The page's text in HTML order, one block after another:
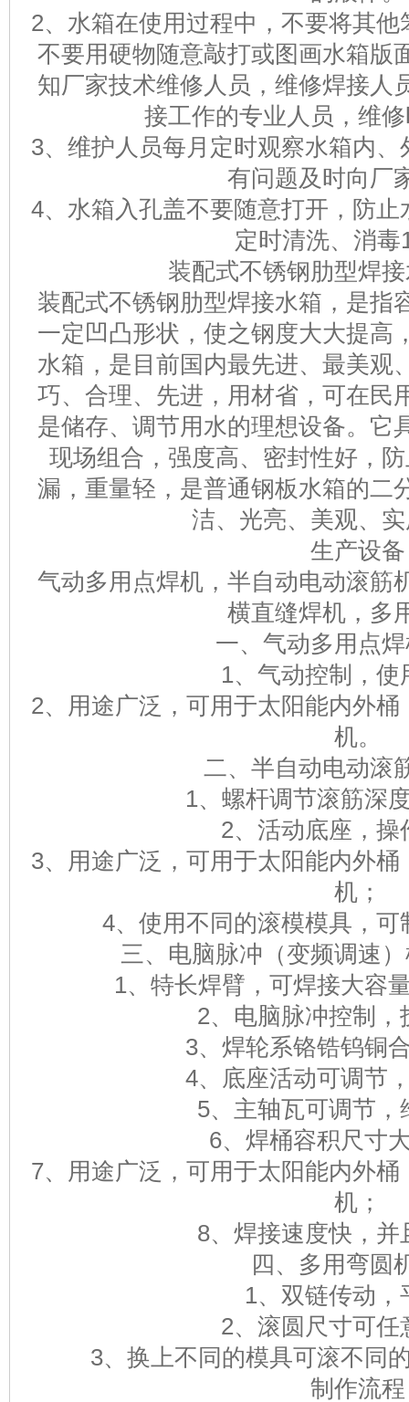
2、水箱在使用过程中，不要将其
不要用硬物随意敲打或图画水箱版
知厂家技术维修人员，维修焊接人
接工作的专业人员，维
3、维护人员每月定时观察水箱内
有问题及时向厂
4、水箱入孔盖不要随意打开，防
定时清洗、消毒
装配式不锈钢肋型焊
装配式不锈钢肋型焊接水箱，是指
一定凹凸形状，使之钢度大大提高
水箱，是目前国内最先进、最美观
巧、合理、先进，用材省，可在民
是储存、调节用水的理想设备。它
现场组合，强度高、密封性好，
漏，重量轻，是普通钢板水箱的二
洁、光亮、美观、
生产设备
气动多用点焊机，半自动电动滚筋
横直缝焊机，多
一、气动多用点
1、气动控制，使
2、用途广泛，可用于太阳能内外
机。
二、半自动电动滚
1、螺杆调节滚筋深
2、活动底座，操
3、用途广泛，可用于太阳能内外
机；
4、使用不同的滚模模具，
三、电脑脉冲（变频调速
1、特长焊臂，可焊接大容
2、电脑脉冲控制，
3、焊轮系铬锆钨铜
4、底座活动可调节
5、主轴瓦可调节，
6、焊桶容积尺寸
7、用途广泛，可用于太阳能内外
机；
8、焊接速度快，并
四、多用弯圆
1、双链传动，
2、滚圆尺寸可任
3、换上不同的模具可滚不同
制作流程